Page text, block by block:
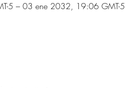
5 – 03 ene 2032, 19:06 GMT-5